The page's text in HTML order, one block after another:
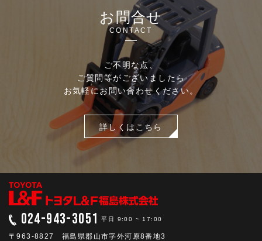
お問合せ
CONTACT
ご不明な点、
ご質問等がございましたら
お気軽にお問い合わせください。
詳しくはこちら
024-943-3051 平日 9:00 ~ 17:00
〒963-8827 福島県郡山市字外河原8番地3